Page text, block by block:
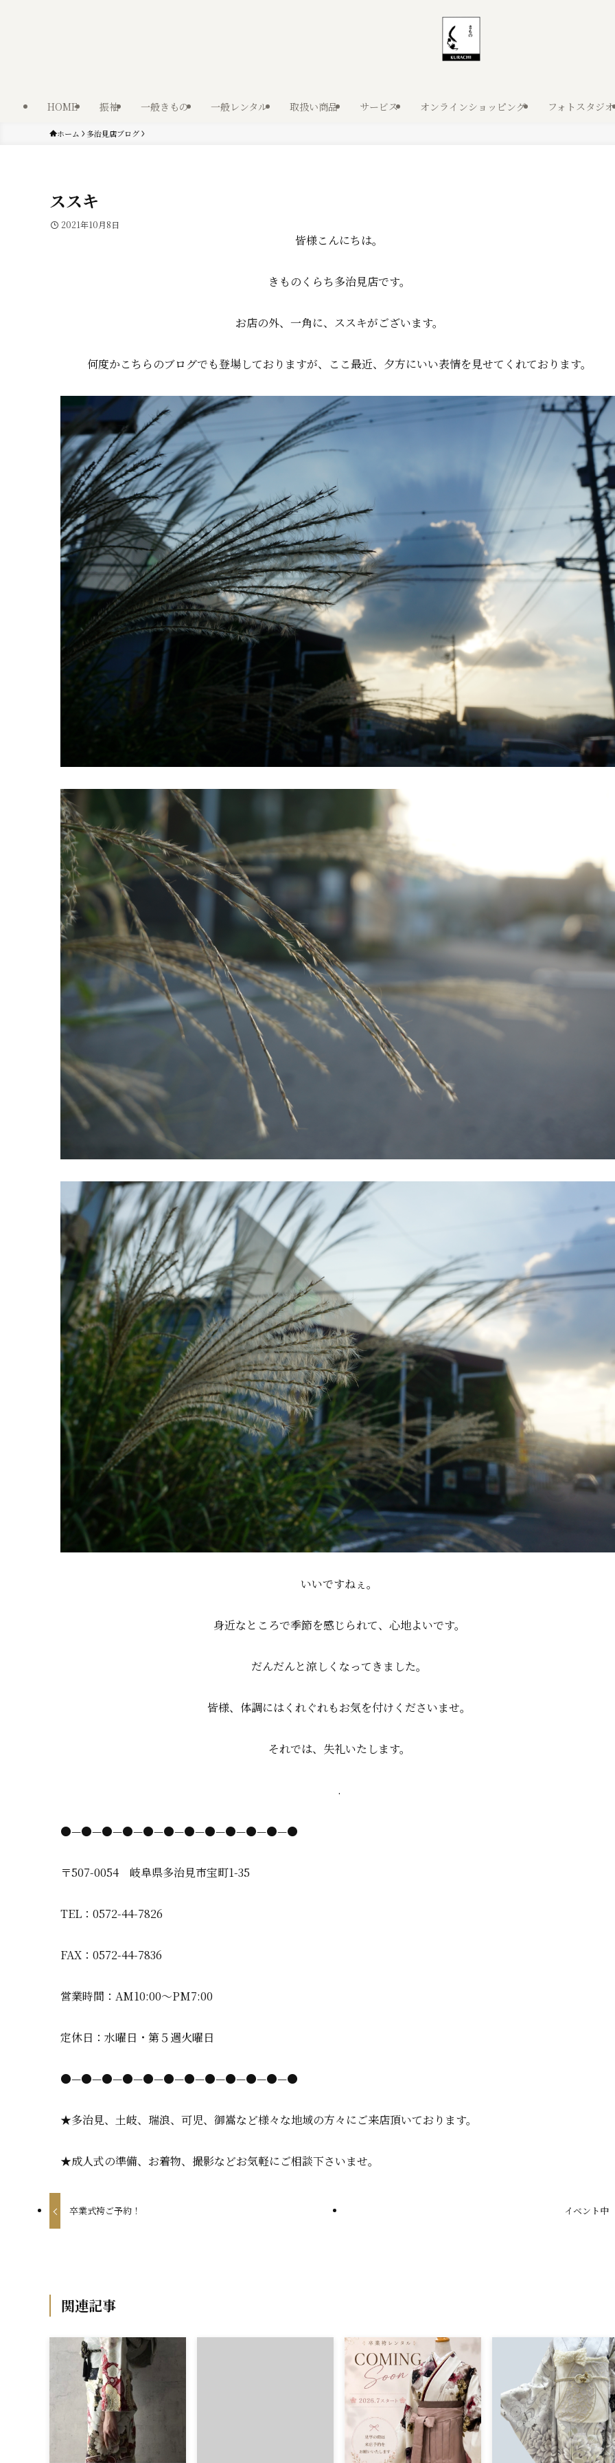
HOME 振袖 一般きもの 一般レンタル 取扱い商品 サービス オンラインショッピング フォトスタジオ
ホーム 多治見店ブログ
ススキ
2021年10月8日
皆様こんにちは。
きものくらち多治見店です。
お店の外、一角に、ススキがございます。
何度かこちらのブログでも登場しておりますが、ここ最近、夕方にいい表情を見せてくれております。
いいですねぇ。
身近なところで季節を感じられて、心地よいです。
だんだんと涼しくなってきました。
皆様、体調にはくれぐれもお気を付けくださいませ。
それでは、失礼いたします。
.
●—●—●—●—●—●—●—●—●—●—●—●
〒507-0054 岐阜県多治見市宝町1-35
TEL：0572-44-7826
FAX：0572-44-7836
営業時間：AM10:00〜PM7:00
定休日：水曜日・第５週火曜日
●—●—●—●—●—●—●—●—●—●—●—●
★多治見、土岐、瑞浪、可児、御嵩など様々な地域の方々にご来店頂いております。
★成人式の準備、お着物、撮影などお気軽にご相談下さいませ。
卒業式袴ご予約！ イベント中
関連記事